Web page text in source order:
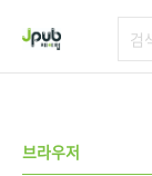
브라우저